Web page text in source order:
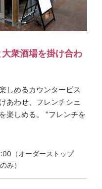
衆酒場を掛け合わ
しめるカウンタービス
あわせ、フレンチシェ
楽しめる。 ”フレンチを
（オーダーストップ
み）